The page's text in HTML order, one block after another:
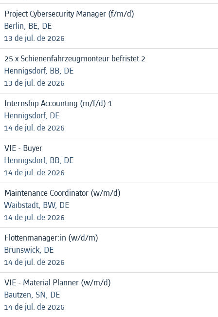
Project Cybersecurity Manager (f/m/d)
Berlin, BE, DE
13 de jul. de 2026
25 x Schienenfahrzeugmonteur befristet 2
Hennigsdorf, BB, DE
13 de jul. de 2026
Internship Accounting (m/f/d) 1
Hennigsdorf, DE
14 de jul. de 2026
VIE - Buyer
Hennigsdorf, BB, DE
14 de jul. de 2026
Maintenance Coordinator (w/m/d)
Waibstadt, BW, DE
14 de jul. de 2026
Flottenmanager:in (w/d/m)
Brunswick, DE
14 de jul. de 2026
VIE - Material Planner (w/m/d)
Bautzen, SN, DE
14 de jul. de 2026